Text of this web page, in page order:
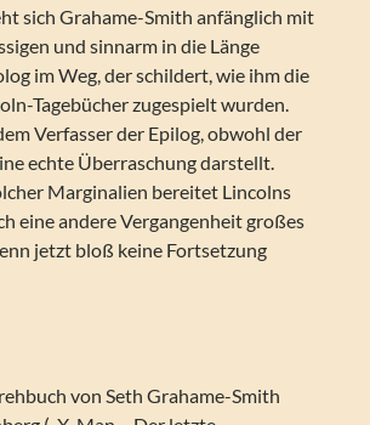
sich Grahame-Smith anfänglich mit
und sinnarm in die Länge
im Weg, der schildert, wie ihm die
Tagebücher zugespielt wurden.
Verfasser der Epilog, obwohl der
echte Überraschung darstellt.
Marginalien bereitet Lincolns
eine andere Vergangenheit großes
jetzt bloß keine Fortsetzung
von Seth Grahame-Smith